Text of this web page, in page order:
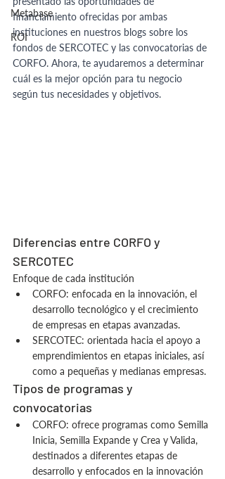
Metabase
ROI
financiamiento ofrecidas por ambas
instituciones en nuestros blogs sobre los
fondos de SERCOTEC y las convocatorias de
CORFO. Ahora, te ayudaremos a determinar
cuál es la mejor opción para tu negocio
según tus necesidades y objetivos.
Diferencias entre CORFO y
SERCOTEC
Enfoque de cada institución
CORFO: enfocada en la innovación, el
desarrollo tecnológico y el crecimiento
de empresas en etapas avanzadas.
SERCOTEC: orientada hacia el apoyo a
emprendimientos en etapas iniciales, así
como a pequeñas y medianas empresas.
Tipos de programas y
convocatorias
CORFO: ofrece programas como Semilla
Inicia, Semilla Expande y Crea y Valida,
destinados a diferentes etapas de
desarrollo y enfocados en la innovación